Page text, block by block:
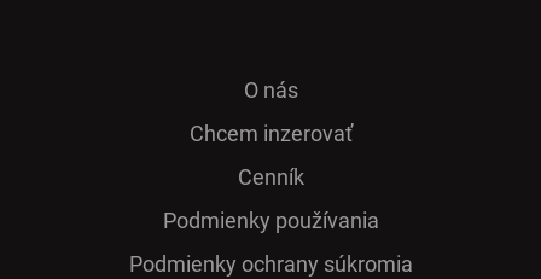
O nás
Chcem inzerovať
Cenník
Podmienky používania
Podmienky ochrany súkromia